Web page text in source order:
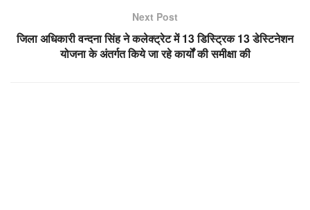
Next Post
जिला अधिकारी वन्दना सिंह ने कलेक्ट्रेट में 13 डिस्ट्रिक 13 डेस्टिनेशन
योजना के अंतर्गत किये जा रहे कार्यों की समीक्षा की